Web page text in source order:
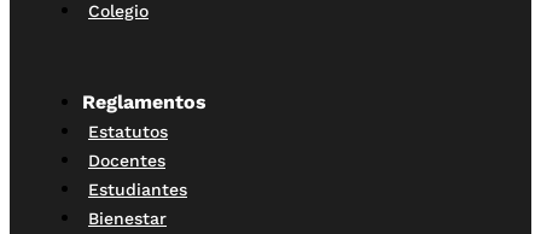
Colegio
Reglamentos
Estatutos
Docentes
Estudiantes
Bienestar